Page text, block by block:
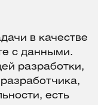
в качестве
с данными.
разработки,
есть